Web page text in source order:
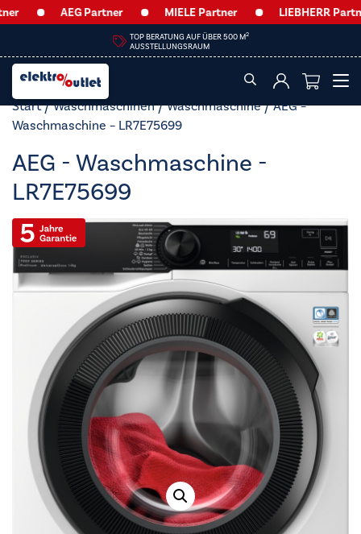
AEG Partner MIELE Partner LIEBHERR Partner
HEUTE GEÖFFNET VON
09:00 – 12:30 UHR & 14:00 – 18:00 UHR
Start/Waschmaschinen/Waschmaschine/ AEG –
Waschmaschine – LR7E75699
AEG - Waschmaschine -
LR7E75699